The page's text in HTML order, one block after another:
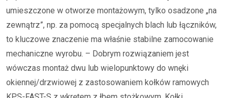
umieszczone w otworze montażowym, tylko osadzone „na
zewnątrz”, np. za pomocą specjalnych blach lub łączników,
to kluczowe znaczenie ma właśnie stabilne zamocowanie
mechaniczne wyrobu. – Dobrym rozwiązaniem jest
wówczas montaż dwu lub wielopunktowy do wnęki
okiennej/drzwiowej z zastosowaniem kołków ramowych